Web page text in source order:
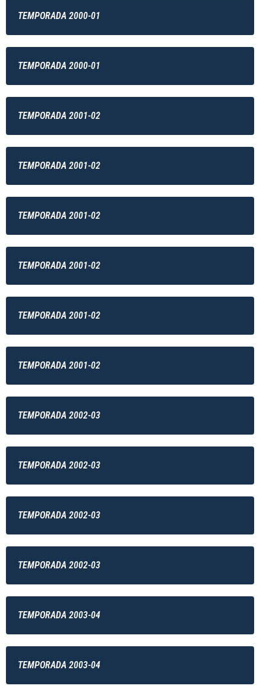
TEMPORADA 2000-01
TEMPORADA 2000-01
TEMPORADA 2001-02
TEMPORADA 2001-02
TEMPORADA 2001-02
TEMPORADA 2001-02
TEMPORADA 2001-02
TEMPORADA 2001-02
TEMPORADA 2002-03
TEMPORADA 2002-03
TEMPORADA 2002-03
TEMPORADA 2002-03
TEMPORADA 2003-04
TEMPORADA 2003-04